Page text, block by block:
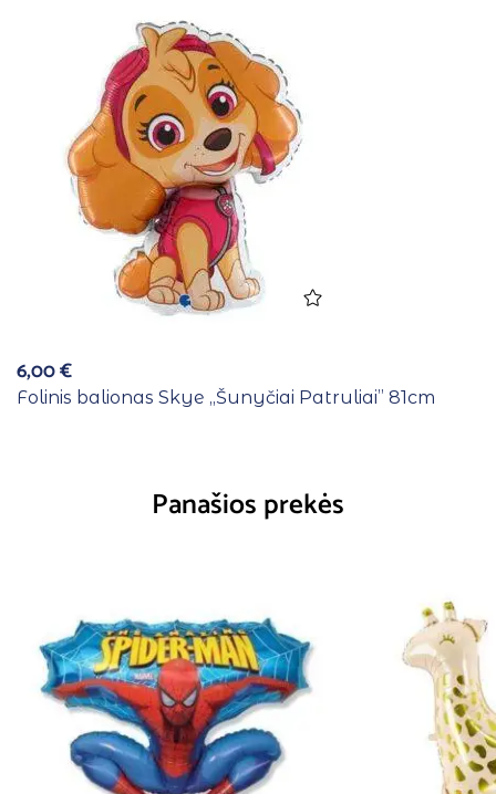
6,00€
Folinis balionas Skye ,,Šunyčiai Patruliai” 81cm
Panašios prekės